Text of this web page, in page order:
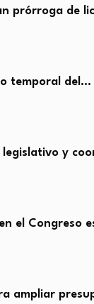
prórroga de
temporal del…
legislativo y
el Congreso
ampliar